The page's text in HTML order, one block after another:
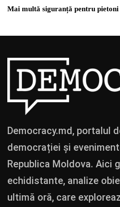
Mai multă siguranță pentru
Democracy.md, portalul
democrației și
Republica Moldova. Aici
echidistante, analize
ultimă oră, care